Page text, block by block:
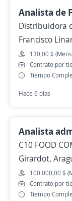
Analista de
Distribuidora
Francisco
130,00 $
Contrato por
Tiempo
Hace 6 días
Analista
C10 FOOD
Girardot,
100.000,00 $
Contrato por
Tiempo